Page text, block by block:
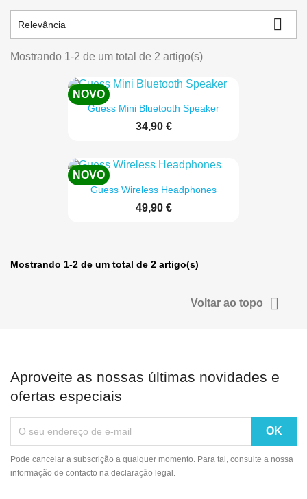
Relevância 
Mostrando 1-2 de um total de 2 artigo(s)
Guess Mini Bluetooth Speaker
34,90 €
NOVO
Guess Wireless Headphones
49,90 €
NOVO
Mostrando 1-2 de um total de 2 artigo(s)
Voltar ao topo 
Aproveite as nossas últimas novidades e
ofertas especiais
Pode cancelar a subscrição a qualquer momento. Para tal, consulte a nossa
informação de contacto na declaração legal.